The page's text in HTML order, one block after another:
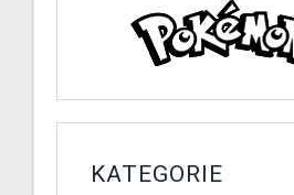
KATEGORIE